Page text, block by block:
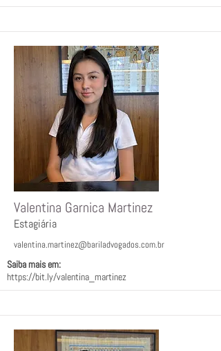
Valentina Garnica Martinez
Estagiária
valentina.martinez@bariladvogados.com.br
Saiba mais em:
https://bit.ly/valentina_martinez